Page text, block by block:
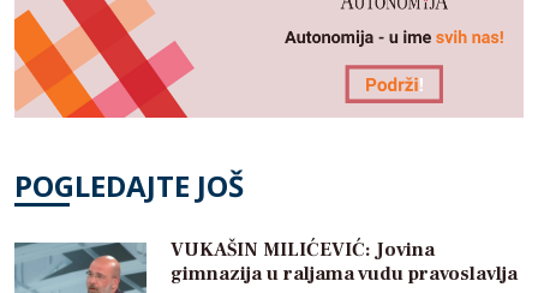
POGLEDAJTE JOŠ
VUKAŠIN MILIĆEVIĆ: Jovina
gimnazija u raljama vudu pravoslavlja